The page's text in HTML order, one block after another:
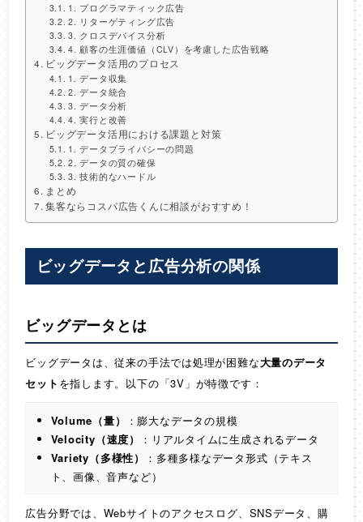
1. プログラマティック広告
2. リターゲティング広告
3. クロスデバイス分析
4. 顧客の生涯価値（CLV）を考慮した広告戦略
ビッグデータ活用のプロセス
1. データ収集
2. データ統合
3. データ分析
4. 実行と改善
ビッグデータ活用における課題と対策
1. データプライバシーの問題
2. データの質の確保
3. 技術的なハードル
まとめ
集客ならコスパ広告くんに相談がおすすめ！
ビッグデータと広告分析の関係
ビッグデータとは
ビッグデータは、従来の手法では処理が困難な大量のデータ
セット を指します。以下の「3V」が特徴です：
Volume（量）
：膨大なデータの規模
Velocity（速度）
：リアルタイムに生成されるデータ
Variety（多様性）
：多種多様なデータ形式（テキス
ト、画像、音声など）
広告分野では、Webサイトのアクセスログ、SNSデータ、購